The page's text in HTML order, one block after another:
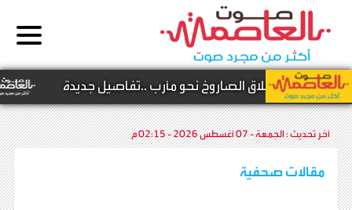
موقع انطلاق الصاروخ نحو مأرب ..تفاصيل جديدة
آخر تحديث :الجمعة - 07 أغسطس 2026 - 02:15 م
مقالات صحفية